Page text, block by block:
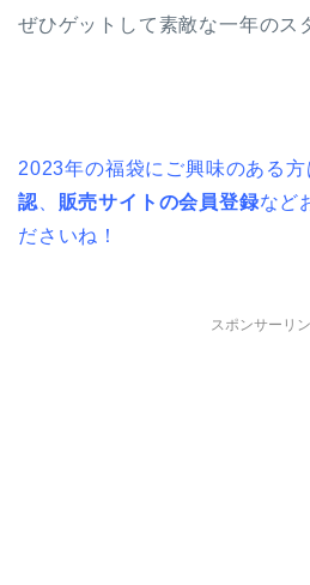
ぜひゲットして素敵な一年のス
2023年の福袋にご興味のある方
認
販売サイトの会員登録など
ださいね！
スポンサーリ